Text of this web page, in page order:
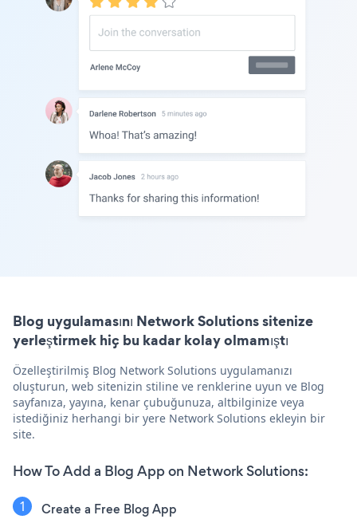
Blog uygulamasını Network Solutions sitenize
yerleştirmek hiç bu kadar kolay olmamıştı
Özelleştirilmiş Blog Network Solutions uygulamanızı
oluşturun, web sitenizin stiline ve renklerine uyun ve Blog
sayfanıza, yayına, kenar çubuğunuza, altbilginize veya
istediğiniz herhangi bir yere Network Solutions ekleyin bir
site.
How To Add a Blog App on Network Solutions:
Create a Free Blog App